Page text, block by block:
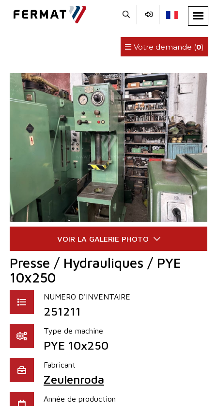
Votre demande (0)
Presse / Hydrauliques / PYE
10x250
NUMERO D'INVENTAIRE
251211
Type de machine
PYE 10x250
Fabricant
Zeulenroda
Année de production